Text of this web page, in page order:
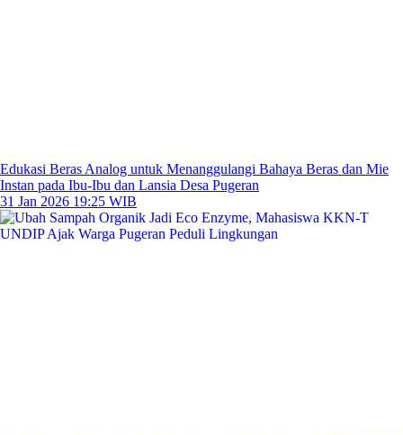
Edukasi Beras Analog untuk Menanggulangi Bahaya Beras dan Mie
Instan pada Ibu-Ibu dan Lansia Desa Pugeran
31 Jan 2026 19:25 WIB